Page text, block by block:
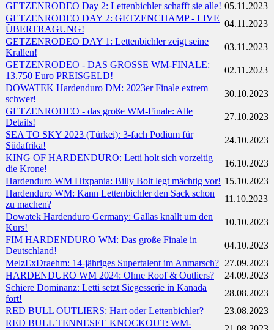
GETZENRODEO Day 2: Lettenbichler schafft sie alle! 05.11.2023
GETZENRODEO DAY 2: GETZENCHAMP - LIVE
ÜBERTRAGUNG!
04.11.2023
GETZENRODEO DAY 1: Lettenbichler zeigt seine
Krallen!
03.11.2023
GETZENRODEO - DAS GROSSE WM-FINALE:
13.750 Euro PREISGELD!
02.11.2023
DOWATEK Hardenduro DM: 2023er Finale extrem
schwer!
30.10.2023
GETZENRODEO - das große WM-Finale: Alle
Details!
27.10.2023
SEA TO SKY 2023 (Türkei): 3-fach Podium für
Südafrika!
24.10.2023
KING OF HARDENDURO: Letti holt sich vorzeitig
die Krone!
16.10.2023
Hardenduro WM Hixpania: Billy Bolt legt mächtig vor! 15.10.2023
Hardenduro WM: Kann Lettenbichler den Sack schon
zu machen?
11.10.2023
Dowatek Hardenduro Germany: Gallas knallt um den
Kurs!
10.10.2023
FIM HARDENDURO WM: Das große Finale in
Deutschland!
04.10.2023
MelzExDraehm: 14-jähriges Supertalent im Anmarsch? 27.09.2023
HARDENDURO WM 2024: Ohne Roof & Outliers?
24.09.2023
Schiere Dominanz: Letti setzt Siegesserie in Kanada
fort!
28.08.2023
RED BULL OUTLIERS: Hart oder Lettenbichler?
23.08.2023
RED BULL TENNESEE KNOCKOUT: WM-